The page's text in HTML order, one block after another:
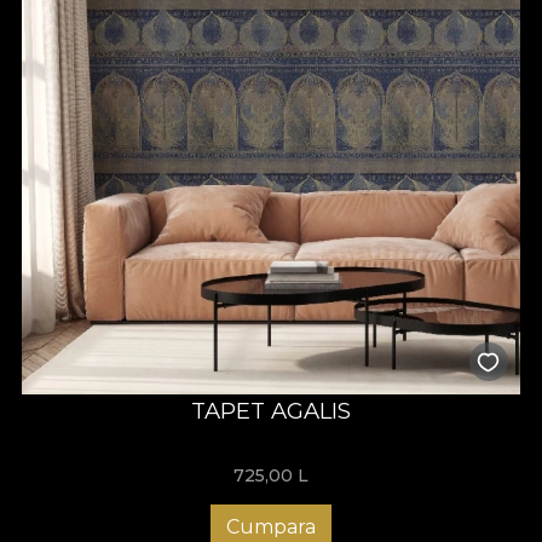
de exaltare dar confera si predictibilitate, in asa fel incat
atmosfera creata in interiorul unui spatiu sa fie una armonioasa
si primitoare.
Cu totii suntem spectatori ai acestei colectii, si ne aflam intr-o
permanenta cautare, a cevasau a cuiva, o cautare de sine, o
cautare a realitatii, care pentru noi este aburita si camuflata sub
atatea erori. Cum evadam din universul abstract pe care ni l-am
construit singuri si in care traim zi de zi? O vom face pasind in
universul creat de colectia de tapet Romania stie, plina de
simbolism si de culoare, de magie si de aventura. Patrunzand in
aceasta colectie, timpul devine imposibil de perceput.
Pentru privitorul care se simte instrainat si simte nevoia sa se
intoarca mereu in universulacestei colectii noi ii punem la
indemana instrumente prin care sa gaseasca imagini cu
adevarat poetice. Acestea il vor transpune intr-o stare de
visare, de dans si de poveste. Divinitati ce reprezinta tot ce
este mai seducator in materie de frumusete, placere si fericire
Prin noua colectie Romania stie, iti oferim sansa de a patrunde
in paradis, de a afla, de a cunoaste si de a privi dincolo de
inerenta lipsita de sens a vietii cotidiene, de a ajunge la
TAPET AGALIS
725,00 L
Cumpara